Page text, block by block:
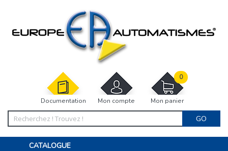
Documentation Mon compte Mon panier
0
GO
CATALOGUE